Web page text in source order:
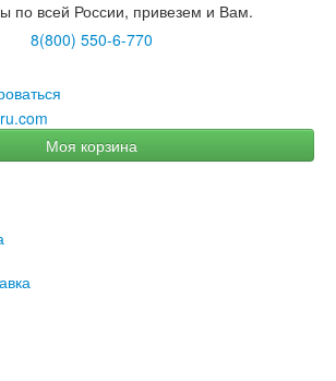
по всей России, привезем и Вам.
8(800) 550-6-770
Моя корзина